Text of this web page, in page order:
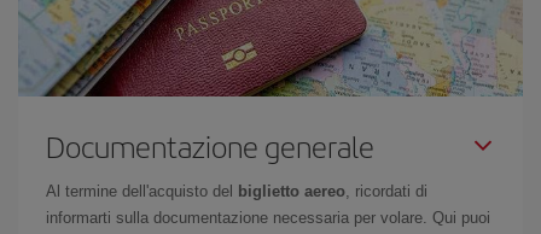
Documentazione generale
Al termine dell'acquisto del biglietto aereo, ricordati di
informarti sulla documentazione necessaria per volare. Qui puoi